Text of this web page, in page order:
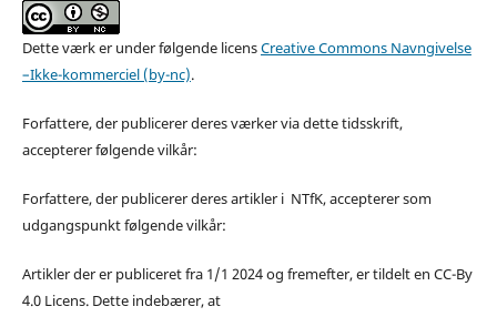
Dette værk er under følgende licensCreative Commons Navngivelse
–Ikke-kommerciel (by-nc).
Forfattere, der publicerer deres værker via dette tidsskrift,
accepterer følgende vilkår:
Forfattere, der publicerer deres artikler i NTfK, accepterer som
udgangspunkt følgende vilkår:
Artikler der er publiceret fra 1/1 2024 og fremefter, er tildelt en CC-By
4.0 Licens. Dette indebærer, at